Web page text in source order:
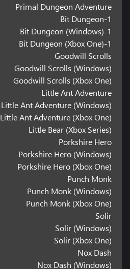
Primal Dungeon Adventure
1-Bit Dungeon
1-Bit Dungeon (Windows)
1-Bit Dungeon (Xbox One)
Goodwill Scrolls
Goodwill Scrolls (Windows)
Goodwill Scrolls (Xbox One)
Little Ant Adventure
Little Ant Adventure (Windows)
Little Ant Adventure (Xbox One)
Little Bear (Xbox Series)
Porkshire Hero
Porkshire Hero (Windows)
Porkshire Hero (Xbox One)
Punch Monk
Punch Monk (Windows)
Punch Monk (Xbox One)
Solir
Solir (Windows)
Solir (Xbox One)
Nox Dash
Nox Dash (Windows)